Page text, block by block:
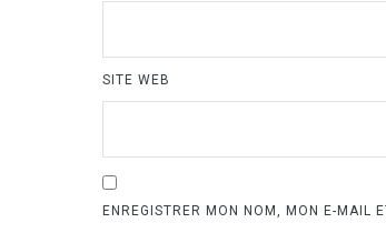
SITE WEB
ENREGISTRER MON NOM, MON E-MAIL